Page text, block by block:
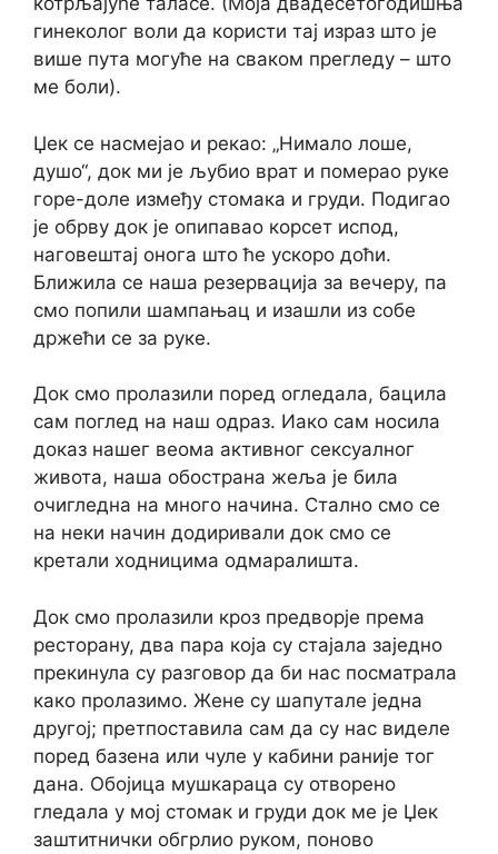
гинеколог воли да користи тај израз што је
више пута могуће на сваком прегледу – што
ме боли).
Џек се насмејао и рекао: „Нимало лоше,
душо“, док ми је љубио врат и померао руке
горе-доле између стомака и груди. Подигао
је обрву док је опипавао корсет испод,
наговештај онога што ће ускоро доћи.
Ближила се наша резервација за вечеру, па
смо попили шампањац и изашли из собе
држећи се за руке.
Док смо пролазили поред огледала, бацила
сам поглед на наш одраз. Иако сам носила
доказ нашег веома активног сексуалног
живота, наша обострана жеља је била
очигледна на много начина. Стално смо се
на неки начин додиривали док смо се
кретали ходницима одмаралишта.
Док смо пролазили кроз предворје према
ресторану, два пара која су стајала заједно
прекинула су разговор да би нас посматрала
како пролазимо. Жене су шапутале једна
другој; претпоставила сам да су нас виделе
поред базена или чуле у кабини раније тог
дана. Обојица мушкараца су отворено
гледала у мој стомак и груди док ме је Џек
заштитнички обгрлио руком, поново